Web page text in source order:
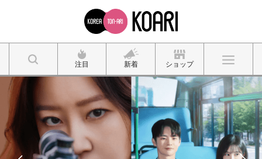
注目 新着 ショップ